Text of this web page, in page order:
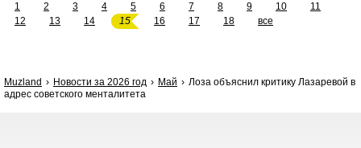
1 2 3 4 5 6 7 8 9 10
11
12
13 14 15 16 17 18 все
Muzland Новости за 2026 год Май
Лоза объяснил критику Лазаревой в
адрес советского менталитета